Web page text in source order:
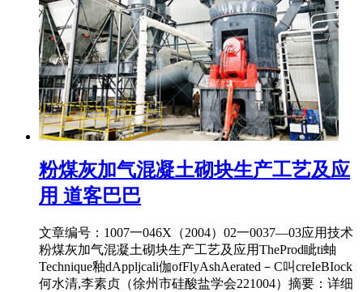
粉煤灰加气混凝土砌块生产工艺及应
用 道客巴巴
文章编号：1007一046X（2004）02一0037—03应用技术
粉煤灰加气混凝土砌块生产工艺及应用TheProd眦ti蚰
Technique釉dAppljcali伽ofFlyAshAerated－C叫creIeBIock
何水清,李素贞（徐州市硅酸盐学会221004）摘要：详细